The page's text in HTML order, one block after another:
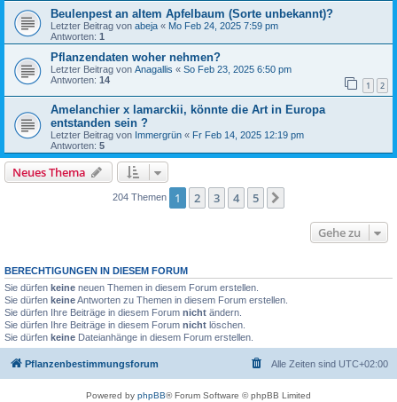
Beulenpest an altem Apfelbaum (Sorte unbekannt)?
Letzter Beitrag von abeja « Mo Feb 24, 2025 7:59 pm
Antworten: 1
Pflanzendaten woher nehmen?
Letzter Beitrag von Anagallis « So Feb 23, 2025 6:50 pm
Antworten: 14 1 2
Amelanchier x lamarckii, könnte die Art in Europa
entstanden sein ?
Letzter Beitrag von Immergrün « Fr Feb 14, 2025 12:19 pm
Antworten: 5
Neues Thema
204 Themen 1 2 3 4 5
Gehe zu
BERECHTIGUNGEN IN DIESEM FORUM
Sie dürfen keine neuen Themen in diesem Forum erstellen.
Sie dürfen keineAntworten zu Themen in diesem Forum erstellen.
Sie dürfen Ihre Beiträge in diesem Forum nicht ändern.
Sie dürfen Ihre Beiträge in diesem Forum nicht löschen.
Sie dürfen keine Dateianhänge in diesem Forum erstellen.
Pflanzenbestimmungsforum Alle Zeiten sind UTC+02:00
Powered by phpBB® Forum Software © phpBB Limited